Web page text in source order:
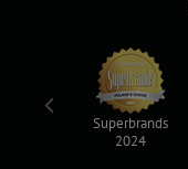
Superbrands
2024